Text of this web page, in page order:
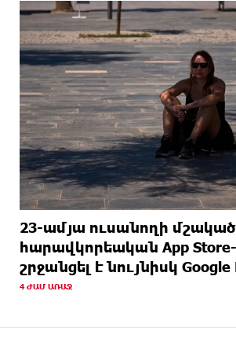
23-ամյա ուսանողի
հարավկորեական App
շրջանցել է նույնիսկ Google
4 ԺԱՄ ԱՌԱՋ